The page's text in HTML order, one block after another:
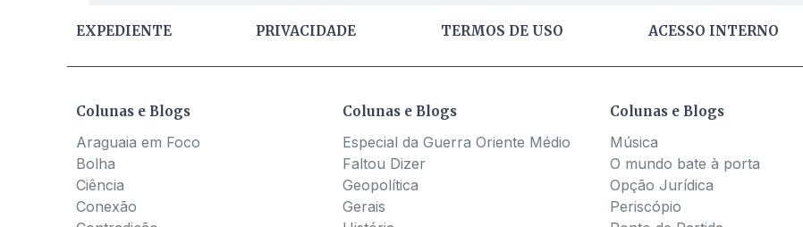
EXPEDIENTE PRIVACIDADE TERMOS DE USO ACESSO INTERNO
Colunas e Blogs
Araguaia em Foco
Bolha
Ciência
Conexão
Colunas e Blogs
Especial da Guerra Oriente Médio
Faltou Dizer
Geopolítica
Gerais
Colunas e Blogs
Música
O mundo bate à porta
Opção Jurídica
Periscópio